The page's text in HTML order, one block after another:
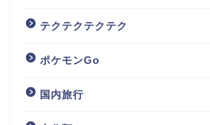
テクテクテクテク
ポケモンGo
国内旅行